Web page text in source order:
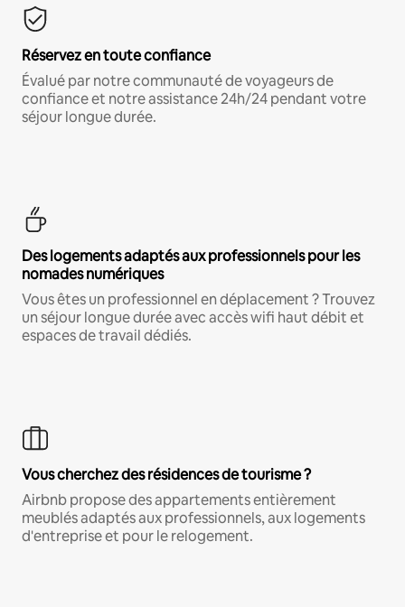
Réservez en toute confiance
Évalué par notre communauté de voyageurs de
confiance et notre assistance 24h/24 pendant votre
séjour longue durée.
Des logements adaptés aux professionnels pour les
nomades numériques
Vous êtes un professionnel en déplacement ? Trouvez
un séjour longue durée avec accès wifi haut débit et
espaces de travail dédiés.
Vous cherchez des résidences de tourisme ?
Airbnb propose des appartements entièrement
meublés adaptés aux professionnels, aux logements
d'entreprise et pour le relogement.